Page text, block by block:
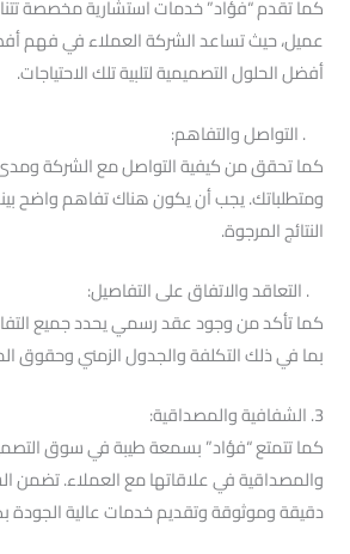
كما تقدم “فؤاد” خدمات استشارية مخصصة
عميل، حيث تساعد الشركة العملاء في فهم
أفضل الحلول التصميمية لتلبية تلك الاحتياجات.
. التواصل والتفاهم:
كما تحقق من كيفية التواصل مع الشركة
ومتطلباتك. يجب أن يكون هناك تفاهم واضح
النتائج المرجوة.
. التعاقد والاتفاق على التفاصيل:
كما تأكد من وجود عقد رسمي يحدد جميع
بما في ذلك التكلفة والجدول الزمني وحقوق
3. الشفافية والمصداقية:
كما تتمتع “فؤاد” بسمعة طيبة في سوق
والمصداقية في علاقاتها مع العملاء. تضمن
دقيقة وموثوقة وتقديم خدمات عالية الجودة